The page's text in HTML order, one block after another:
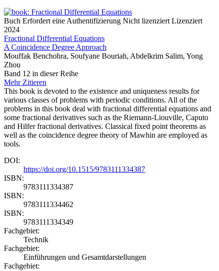
Buch Erfordert eine Authentifizierung Nicht lizenziert Lizenziert
2024
Fractional Differential Equations
A Coincidence Degree Approach
Mouffak Benchohra, Soufyane Bouriah, Abdelkrim Salim, Yong
Zhou
Band 12 in dieser Reihe
Mehr Zitieren
This book is devoted to the existence and uniqueness results for
various classes of problems with periodic conditions. All of the
problems in this book deal with fractional differential equations and
some fractional derivatives such as the Riemann-Liouville, Caputo
and Hilfer fractional derivatives. Classical fixed point theorems as
well as the coincidence degree theory of Mawhin are employed as
tools.
DOI:
https://doi.org/10.1515/9783111334387
ISBN:
9783111334387
ISBN:
9783111334462
ISBN:
9783111334349
Fachgebiet:
Technik
Fachgebiet:
Einführungen und Gesamtdarstellungen
Fachgebiet: